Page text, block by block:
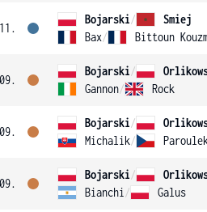
Bojarski/
Smiej
Bax/ Bittoun
Bojarski/
Gannon/ Rock
Bojarski/
Michalik/
Bojarski/
Bianchi / Galus